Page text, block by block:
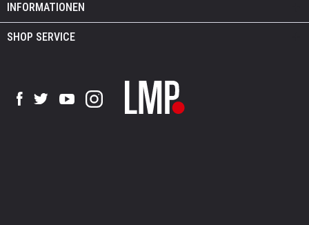
INFORMATIONEN
SHOP SERVICE